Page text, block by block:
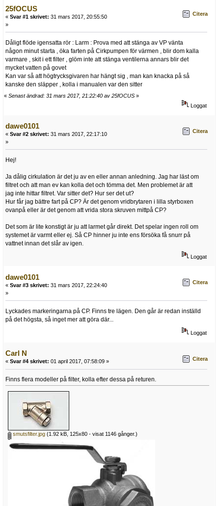
25fOCUS
« Svar #1 skrivet: 31 mars 2017, 20:55:50
»
Citera
Dåligt flöde igensatta rör : Larm : Prova med att stänga av VP vänta
någon minut starta , öka farten på Cirkpumpen för värmen , blir dom kalla
varmare , skit i ett filter , glöm inte att stänga ventilerna annars blir det
mycket vatten på govet
Kan var så att högtrycksgivaren har hängt sig , man kan knacka på så
kanske den släpper , kolla i manualen var den sitter
« Senast ändrad: 31 mars 2017, 21:22:40 av 25fOCUS »
Loggat
dawe0101
« Svar #2 skrivet: 31 mars 2017, 22:17:10
»
Citera
Hej!
Ja dålig cirkulation är det ju av en eller annan anledning. Jag har läst om
filtret och att man ev kan kolla det och tömma det. Men problemet är att
jag inte hittar filtret. Var sitter det? Hur ser det ut?
Hur får jag bättre fart på CP? Är det genom vridbrytaren i lilla styrboxen
ovanpå eller är det genom att vrida stora skruven mittpå CP?
Det som är lite konstigt är ju att larmet går direkt. Det spelar ingen roll om
systemet är varmt eller ej. Så CP hinner ju inte ens försöka få snurr på
vattnet innan det slår av igen.
Loggat
dawe0101
« Svar #3 skrivet: 31 mars 2017, 22:24:40
»
Citera
Lyckades markeringarna på CP. Finns tre lägen. Den går är redan inställd
på det högsta, så inget mer att göra där...
Loggat
Carl N
« Svar #4 skrivet: 01 april 2017, 07:58:09 » Citera
Finns flera modeller på filter, kolla efter dessa på returen.
smutsfilter.jpg (1.92 kB, 125x80 - visat 1146 gånger.)